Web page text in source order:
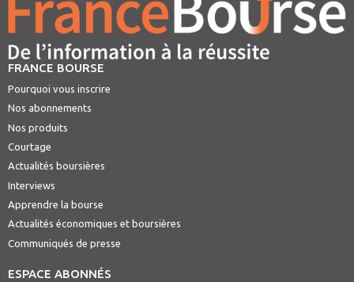
FRANCE BOURSE
Pourquoi vous inscrire
Nos abonnements
Nos produits
Courtage
Actualités boursières
Interviews
Apprendre la bourse
Actualités économiques et boursières
Communiqués de presse
ESPACE ABONNÉS